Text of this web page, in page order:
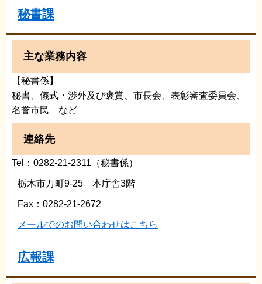
秘書課
主な業務内容
【秘書係】
秘書、儀式・渉外及び褒賞、市長会、表彰審査委員会、
名誉市民 など
連絡先
Tel：0282-21-2311（秘書係）
栃木市万町9-25 本庁舎3階
Fax：0282-21-2672
メールでのお問い合わせはこちら
広報課